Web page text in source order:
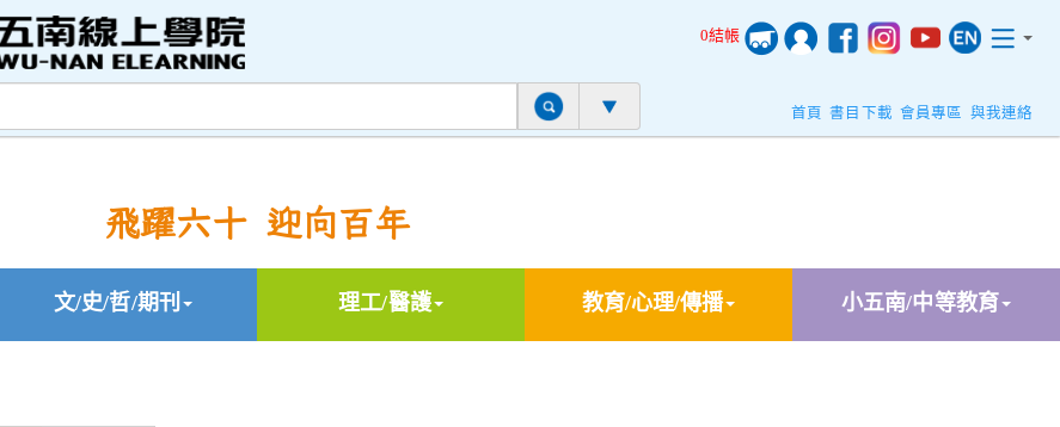
0結帳
首頁 書目下載 會員專區 與我連絡
飛躍六十 迎向百年
文/史/哲/期刊 理工/醫護 教育/心理/傳播 小五南/中等教育